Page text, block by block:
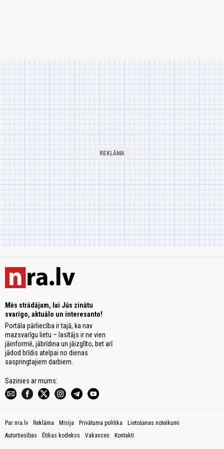
Mēs strādājam, lai Jūs zinātu
svarīgo, aktuālo un interesanto!
Portāla pārliecība ir tajā, ka nav
mazsvarīgu lietu – lasītājs ir ne vien
jāinformē, jābrīdina un jāizglīto, bet arī
jādod brīdis atelpai no dienas
saspringtajiem darbiem.
Sazinies ar mums:
Par nra.lv Reklāma Misija Privātuma politika
Lietošanas noteikumi
Autortiesības
Ētikas kodekss Vakances Kontakti